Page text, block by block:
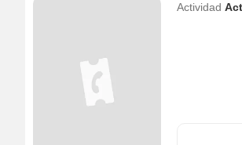
Actividad